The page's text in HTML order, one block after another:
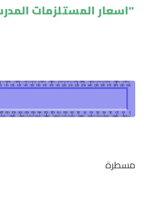
"اسعار المستلزمات
مسطرة